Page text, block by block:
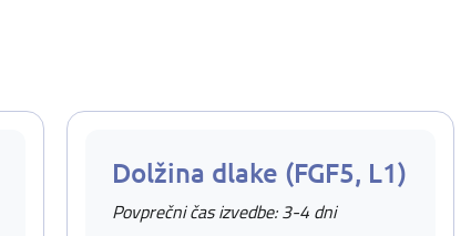
Dolžina dlake (FGF5, L1)
Povprečni čas izvedbe: 3-4 dni